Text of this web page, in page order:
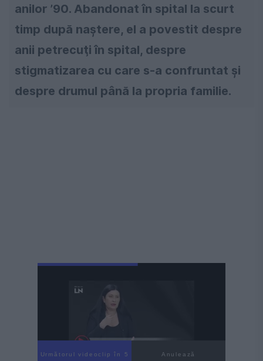
anilor ’90. Abandonat în spital la scurt
timp după naştere, el a povestit despre
anii petrecuţi în spital, despre
stigmatizarea cu care s-a confruntat şi
despre drumul până la propria familie.
Următorul videoclip în 3 Anulează